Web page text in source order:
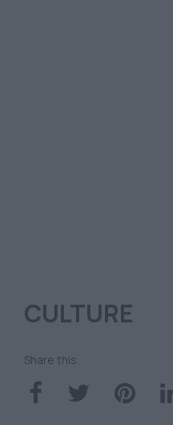
CULTURE
Share this